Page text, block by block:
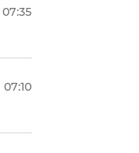
07:35
07:10